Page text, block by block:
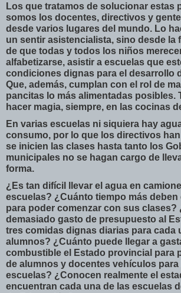
Los que tratamos de solucionar estas
somos los docentes, directivos y
desde varios lugares del mundo. Lo
un sentir asistencialista, sino desde la
de que todas y todos los niños
alfabetizarse, asistir a escuelas que
condiciones dignas para el desarrollo
Que, además, cumplan con el rol de
pancitas lo más alimentadas posibles.
hacer magia, siempre, en las cocinas
En varias escuelas ni siquiera hay
consumo, por lo que los directivos
se inicien las clases hasta tanto los
municipales no se hagan cargo de
forma.
¿Es tan difícil llevar el agua en
escuelas? ¿Cuánto tiempo más
para poder comenzar con sus clases?
demasiado gasto de presupuesto al
tres comidas dignas diarias para cada
alumnos? ¿Cuánto puede llegar a
combustible el Estado provincial para
de alumnos y docentes vehículos para
escuelas? ¿Conocen realmente el
encuentran cada una de las escuelas